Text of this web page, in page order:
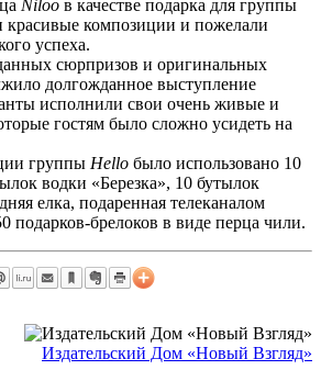
Niloo в качестве подарка для группы
красивые композиции и пожелали
успеха.
сюрпризов и оригинальных
долгожданное выступление
исполнили свои очень живые и
гостям было сложно усидеть на
группы Hello было использовано 10
водки «Березка», 10 бутылок
елка, подаренная телеканалом
подарков-брелоков в виде перца чили.
Издательский Дом «Новый Взгляд»